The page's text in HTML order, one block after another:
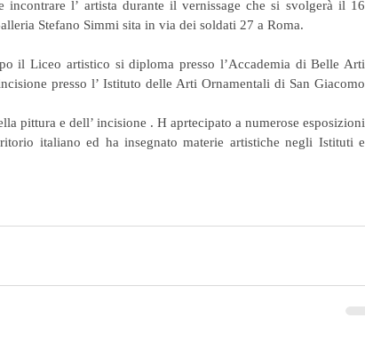
incontrare l’ artista durante il vernissage che si svolgerà il 16
Stefano Simmi sita in via dei soldati 27 a Roma.
il Liceo artistico si diploma presso l’Accademia di Belle Arti
presso l’ Istituto delle Arti Ornamentali di San Giacomo
pittura e dell’ incisione . H aprtecipato a numerose esposizioni
italiano ed ha insegnato materie artistiche negli Istituti e